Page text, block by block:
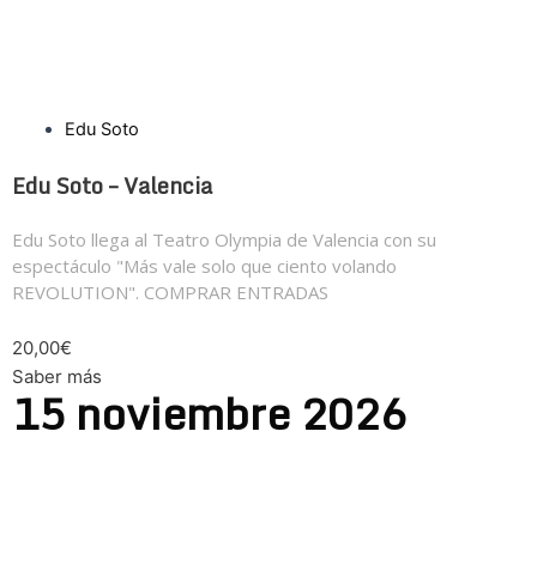
Edu Soto
Edu Soto – Valencia
Edu Soto llega al Teatro Olympia de Valencia con su
espectáculo "Más vale solo que ciento volando
REVOLUTION". COMPRAR ENTRADAS
20,00€
Saber más
15 noviembre 2026